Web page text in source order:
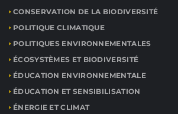
CONSERVATION DE LA BIODIVERSITÉ
POLITIQUE CLIMATIQUE
POLITIQUES ENVIRONNEMENTALES
ÉCOSYSTÈMES ET BIODIVERSITÉ
ÉDUCATION ENVIRONNEMENTALE
ÉDUCATION ET SENSIBILISATION
ÉNERGIE ET CLIMAT